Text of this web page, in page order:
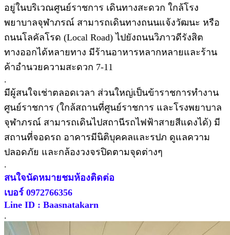
อยู่ในบริเวณศูนย์ราชการ เดินทางสะดวก ใกล้โรง
พยาบาลจุฬาภรณ์ สามารถเดินทางถนนแจ้งวัฒนะ หรือ
ถนนโลคัลโรด (Local Road) ไปยังถนนวิภาวดีรังสิต
ทางออกได้หลายทาง มีร้านอาหารหลากหลายและร้าน
ค้าอำนวยความสะดวก 7-11
.
มีผู้สนใจเช่าตลอดเวลา ส่วนใหญ่เป็นข้าราชการทำงาน
ศูนย์ราชการ (ใกล้สถานที่ศูนย์ราชการ และโรงพยาบาล
จุฬาภรณ์ สามารถเดินไปสถานีรถไฟฟ้าสายสีแดงได้) มี
สถานที่จอดรถ อาคารมีนิติบุคคลและรปภ ดูแลความ
ปลอดภัย และกล้องวงจรปิดตามจุดต่างๆ
.
สนใจนัดหมายชมห้องติดต่อ
เบอร์ 0972766356
Line ID : Baasnatakarn
.